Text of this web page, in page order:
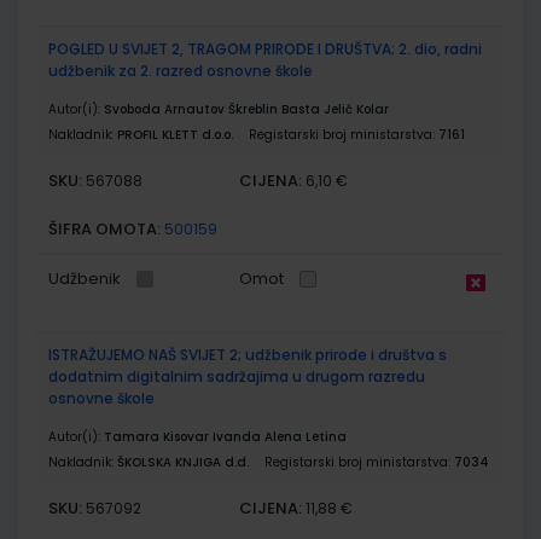
POGLED U SVIJET 2, TRAGOM PRIRODE I DRUŠTVA; 2. dio, radni
udžbenik za 2. razred osnovne škole
Autor(i): Svoboda Arnautov Škreblin Basta Jelić Kolar
Nakladnik: PROFIL KLETT d.o.o. Registarski broj ministarstva: 7161
SKU: 567088 CIJENA: 6,10 €
ŠIFRA OMOTA: 500159
Udžbenik Omot
ISTRAŽUJEMO NAŠ SVIJET 2; udžbenik prirode i društva s
dodatnim digitalnim sadržajima u drugom razredu
osnovne škole
Autor(i): Tamara Kisovar Ivanda Alena Letina
Nakladnik: ŠKOLSKA KNJIGA d.d. Registarski broj ministarstva: 7034
SKU: 567092 CIJENA: 11,88 €